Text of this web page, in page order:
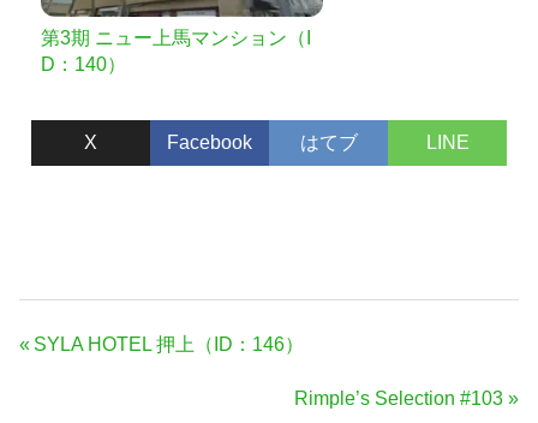
第3期 ニュー上馬マンション（I
D：140）
X Facebook はてブ LINE
投前
SYLA HOTEL 押上（ID：146）
次
Rimple’s Selection #103